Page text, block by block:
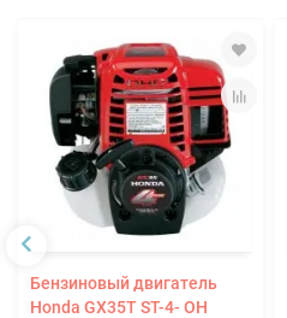
Бензиновый двигатель
Honda GX35T ST-4- OH